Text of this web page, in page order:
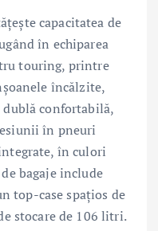
capacitatea de
în echiparea
touring, printre
încălzite,
confortabilă,
în pneuri
în culori
bagaje include
top-case spațios de
stocare de 106 litri.